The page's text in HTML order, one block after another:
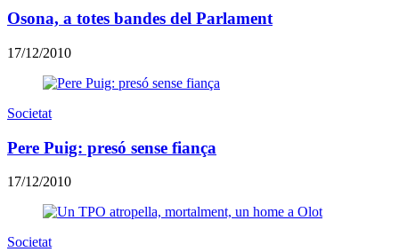
Osona, a totes bandes del Parlament
17/12/2010
Societat
Pere Puig: presó sense fiança
17/12/2010
Societat